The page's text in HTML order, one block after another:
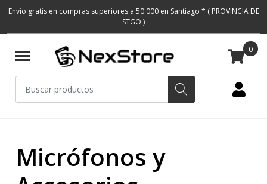
Envio gratis en compras superiores a 50.000 en Santiago * ( PROVINCIA DE
STGO )
0
Micrófonos y